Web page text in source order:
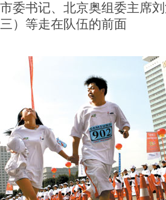
委书记、北京奥组委主席
）等走在队伍的前面